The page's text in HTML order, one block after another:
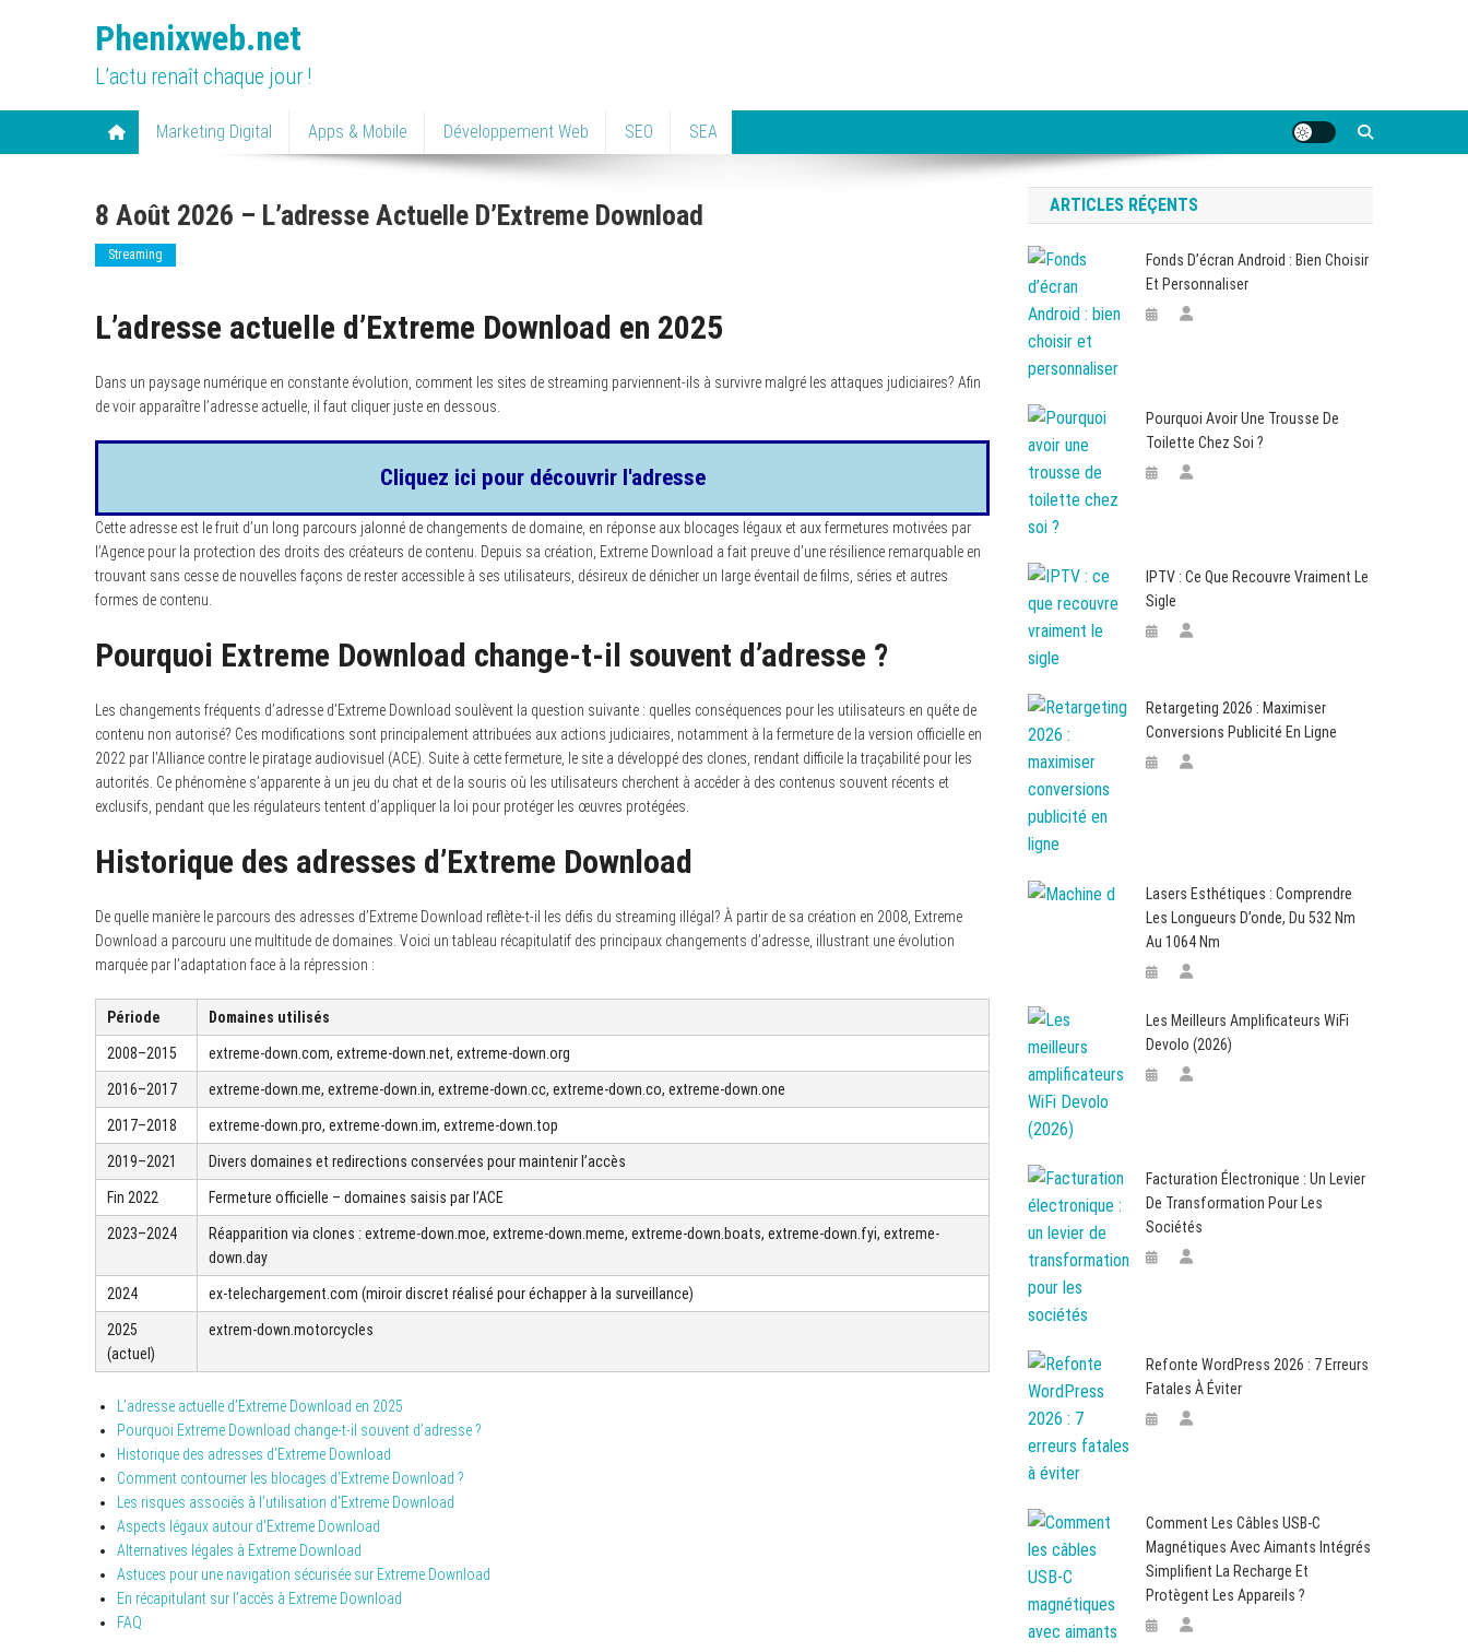
Phenixweb.net
L’actu renaît chaque jour !
Marketing Digital Apps & Mobile Développement Web SEO SEA
8 Août 2026 – L’adresse Actuelle D’Extreme Download
Streaming
L’adresse actuelle d’Extreme Download en 2025
Dans un paysage numérique en constante évolution, comment les sites de streaming parviennent-ils à survivre malgré les attaques judiciaires? Afin
de voir apparaître l’adresse actuelle, il faut cliquer juste en dessous.
Cliquez ici pour découvrir l'adresse
Cette adresse est le fruit d’un long parcours jalonné de changements de domaine, en réponse aux blocages légaux et aux fermetures motivées par
l’Agence pour la protection des droits des créateurs de contenu. Depuis sa création, Extreme Download a fait preuve d’une résilience remarquable en
trouvant sans cesse de nouvelles façons de rester accessible à ses utilisateurs, désireux de dénicher un large éventail de films, séries et autres
formes de contenu.
Pourquoi Extreme Download change-t-il souvent d’adresse ?
Les changements fréquents d’adresse d’Extreme Download soulèvent la question suivante : quelles conséquences pour les utilisateurs en quête de
contenu non autorisé? Ces modifications sont principalement attribuées aux actions judiciaires, notamment à la fermeture de la version officielle en
2022 par l’Alliance contre le piratage audiovisuel (ACE). Suite à cette fermeture, le site a développé des clones, rendant difficile la traçabilité pour les
autorités. Ce phénomène s’apparente à un jeu du chat et de la souris où les utilisateurs cherchent à accéder à des contenus souvent récents et
exclusifs, pendant que les régulateurs tentent d’appliquer la loi pour protéger les œuvres protégées.
Historique des adresses d’Extreme Download
De quelle manière le parcours des adresses d’Extreme Download reflète-t-il les défis du streaming illégal? À partir de sa création en 2008, Extreme
Download a parcouru une multitude de domaines. Voici un tableau récapitulatif des principaux changements d’adresse, illustrant une évolution
marquée par l’adaptation face à la répression :
Période Domaines utilisés
2008–2015 extreme-down.com, extreme-down.net, extreme-down.org
2016–2017 extreme-down.me, extreme-down.in, extreme-down.cc, extreme-down.co, extreme-down.one
2017–2018 extreme-down.pro, extreme-down.im, extreme-down.top
2019–2021 Divers domaines et redirections conservées pour maintenir l’accès
Fin 2022 Fermeture officielle – domaines saisis par l’ACE
2023–2024
Réapparition via clones : extreme-down.moe, extreme-down.meme, extreme-down.boats, extreme-down.fyi, extreme-
down.day
2024 ex-telechargement.com (miroir discret réalisé pour échapper à la surveillance)
2025
(actuel)
extrem-down.motorcycles
L’adresse actuelle d’Extreme Download en 2025
Pourquoi Extreme Download change-t-il souvent d’adresse ?
Historique des adresses d’Extreme Download
Comment contourner les blocages d’Extreme Download ?
Les risques associés à l’utilisation d’Extreme Download
Aspects légaux autour d’Extreme Download
Alternatives légales à Extreme Download
Astuces pour une navigation sécurisée sur Extreme Download
En récapitulant sur l’accès à Extreme Download
FAQ
ARTICLES RÉÇENTS
Fonds D’écran Android : Bien Choisir
Et Personnaliser
Pourquoi Avoir Une Trousse De
Toilette Chez Soi ?
IPTV : Ce Que Recouvre Vraiment Le
Sigle
Retargeting 2026 : Maximiser
Conversions Publicité En Ligne
Lasers Esthétiques : Comprendre
Les Longueurs D’onde, Du 532 Nm
Au 1064 Nm
Les Meilleurs Amplificateurs WiFi
Devolo (2026)
Facturation Électronique : Un Levier
De Transformation Pour Les
Sociétés
Refonte WordPress 2026 : 7 Erreurs
Fatales À Éviter
Comment Les Câbles USB-C
Magnétiques Avec Aimants Intégrés
Simplifient La Recharge Et
Protègent Les Appareils ?